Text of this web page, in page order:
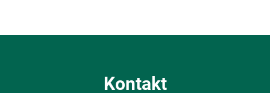
Kontakt